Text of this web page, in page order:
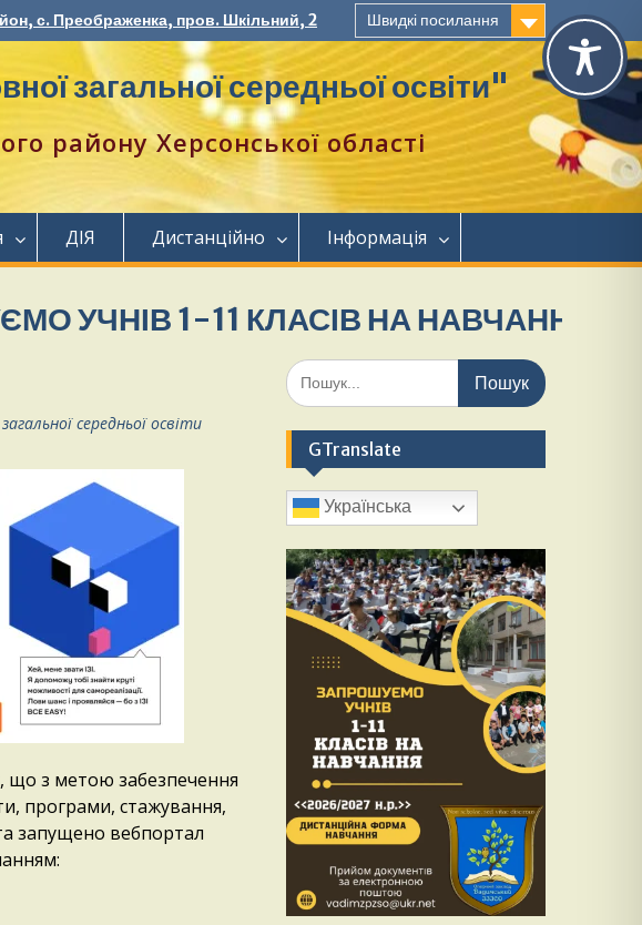
с. Преображенка, пров. Шкільний, 2 Швидкі посилання
загальної середньої освіти"
району Херсонської області
ДІЯ Дистанційно Інформація
1-11 КЛАСІВ НА НАВЧАННЯ.
середньої освіти
що з метою забезпечення
програми, стажування,
запущено вебпортал
GTranslate
Українська